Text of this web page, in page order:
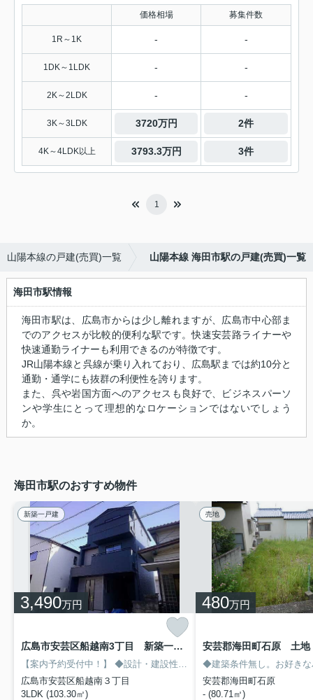
価格相場 募集件数
1R～1K - -
1DK～1LDK - -
2K～2LDK - -
3K～3LDK 3720万円 2件
4K～4LDK以上 3793.3万円 3件
1
山陽本線の戸建(売買)一覧 山陽本線 海田市駅の戸建(売買)一覧
海田市駅情報
海田市駅は、広島市からは少し離れますが、広島市中心部ま
でのアクセスが比較的便利な駅です。快速安芸路ライナーや
快速通勤ライナーも利用できるのが特徴です。
JR山陽本線と呉線が乗り入れており、広島駅までは約10分と
通勤・通学にも抜群の利便性を誇ります。
また、呉や岩国方面へのアクセスも良好で、ビジネスパーソ
ンや学生にとって理想的なロケーションではないでしょう
か。
海田市駅のおすすめ物件
新築一戸建
3,490万円
広島市安芸区船越南3丁目 新築一戸建て(全2棟) 1号棟
【案内予約受付中！】 ◆設計・建設性能評価取得
◆3帖の畳コーナーと
広島市安芸区船越南３丁目
3LDK (103.30㎡)
売地
480万円
安芸郡海田町石原 土地
安芸郡海田町石原
- (80.71㎡)